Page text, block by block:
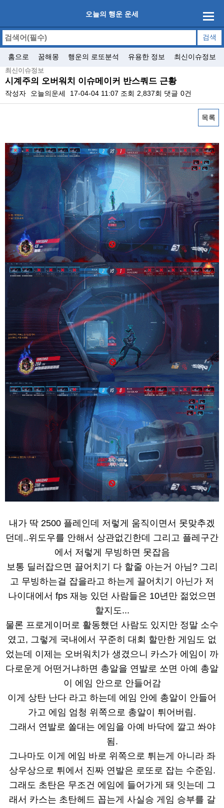
오늘의 행운 운세
홈으로 꿈해몽 행운의 로또분석 유용한 정보 최신이슈정보
최신이슈정보
시계주의 오버워치 이슈메이커 반스쿼드 근황
작성자 오늘의운세 17-04-04 11:07 조회 2,837회 댓글 0건
목록
본문
내가 딱 2500 플레인데 저렇게 움직이면서 못맞추겠
던데..위도우를 안해서 상관없긴한데 그리고 플레구간
에서 저렇게 무빙하면 못잡음
보통 딜러잡으면 끌어치기 다 할줄 아는거 아님? 그리
고 무빙하는걸 잡을라고 하는게 끌어치기 아닌가 저
나이대에서 fps 재능 있던 사람들은 10년만 젊었으면
할지도...
물론 프로게이머로 활동했던 사람도 있지만 정말 소수
였고, 그렇게 국내에서 꾸준히 대회 할만한 게임도 없
었는데 이제는 오버워치가 생겼으니 카스가 에임이 까
다로운게 어떤거냐하면 총알을 연발로 쏘면 아예 총알
이 에임 안으로 안들어감
이게 상탄 난다 라고 하는데 에임 안에 총알이 안들어
가고 에임 엄청 위쪽으로 총알이 튀어버림.
그래서 연발로 쏠대는 에임을 아예 바닥에 깔고 쏴야
됨.
그나마도 이게 에임 바로 위쪽으로 튀는게 아니라 좌
상우상으로 튀에서 진짜 연발은 로또로 잡는 수준임.
그래도 초탄은 무조건 에임에 들어가게 돼 잇는데 그
래서 카스는 초탄헤드 꼽는게 사실승 게임 승부를 갈